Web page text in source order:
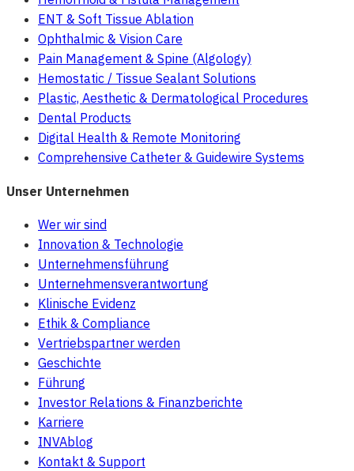
ENT & Soft Tissue Ablation
Ophthalmic & Vision Care
Pain Management & Spine (Algology)
Hemostatic / Tissue Sealant Solutions
Plastic, Aesthetic & Dermatological Procedures
Dental Products
Digital Health & Remote Monitoring
Comprehensive Catheter & Guidewire Systems
Unser Unternehmen
Wer wir sind
Innovation & Technologie
Unternehmensführung
Unternehmensverantwortung
Klinische Evidenz
Ethik & Compliance
Vertriebspartner werden
Geschichte
Führung
Investor Relations & Finanzberichte
Karriere
INVAblog
Kontakt & Support